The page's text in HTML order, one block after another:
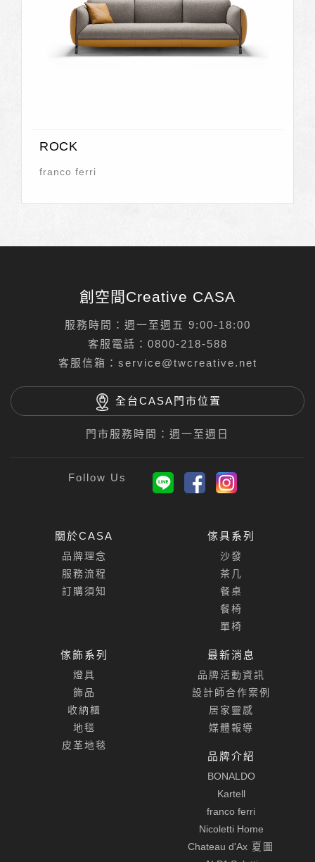
ROCK
franco ferri
創空間Creative CASA
服務時間：週一至週五 9:00-18:00
客服電話： 0800-218-588
客服信箱： service@twcreative.net
全台CASA門市位置
門市服務時間：週一至週日
關於CASA
品牌理念
服務流程
訂購須知
傢具系列
沙發
茶几
餐桌
餐椅
單椅
傢飾系列
燈具
飾品
收納櫃
地毯
皮革地毯
最新消息
品牌活動資訊
設計師合作案例
居家靈感
媒體報導
品牌介紹
BONALDO
Kartell
franco ferri
Nicoletti Home
Chateau d'Ax 夏圖